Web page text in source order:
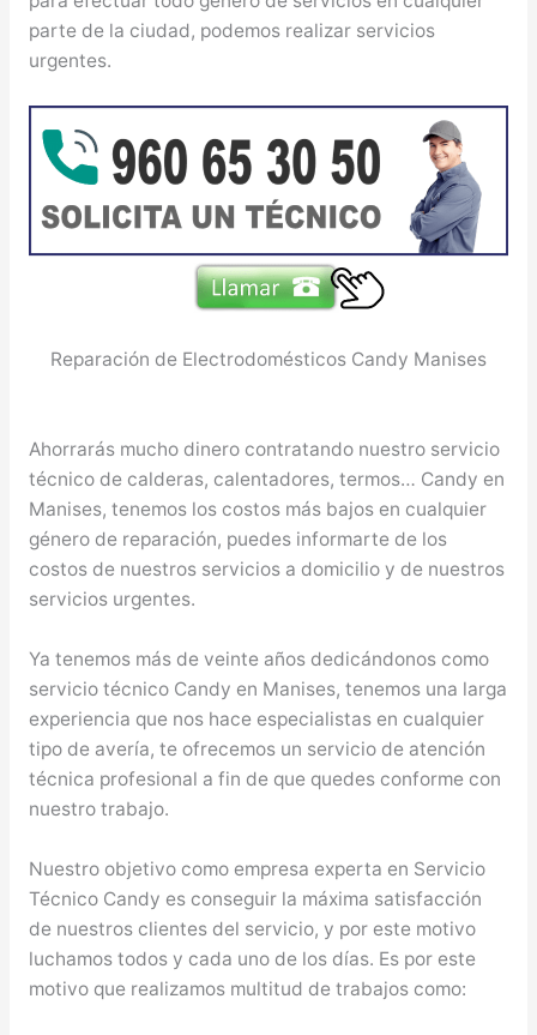
parte de la ciudad, podemos realizar servicios
urgentes.
Reparación de Electrodomésticos Candy Manises
Ahorrarás mucho dinero contratando nuestro servicio
técnico de calderas, calentadores, termos… Candy en
Manises, tenemos los costos más bajos en cualquier
género de reparación, puedes informarte de los
costos de nuestros servicios a domicilio y de nuestros
servicios urgentes.
Ya tenemos más de veinte años dedicándonos como
servicio técnico Candy en Manises, tenemos una larga
experiencia que nos hace especialistas en cualquier
tipo de avería, te ofrecemos un servicio de atención
técnica profesional a fin de que quedes conforme con
nuestro trabajo.
Nuestro objetivo como empresa experta en Servicio
Técnico Candy es conseguir la máxima satisfacción
de nuestros clientes del servicio, y por este motivo
luchamos todos y cada uno de los días. Es por este
motivo que realizamos multitud de trabajos como: